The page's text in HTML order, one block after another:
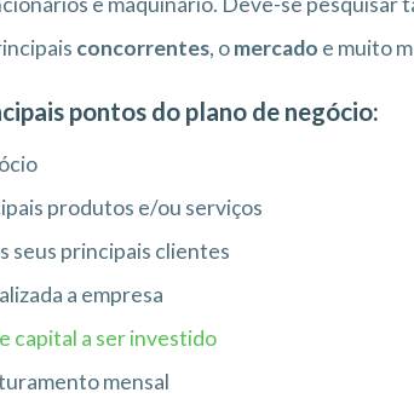
concorrentes, omercado e muito
pontos do plano de negócio:
produtos e/ou serviços
seus principais clientes
a empresa
capital a ser investido
mensal